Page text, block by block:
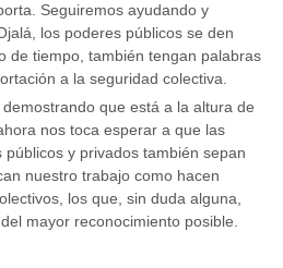
Seguiremos ayudando y
los poderes públicos se den
de tiempo, también tengan palabras
a la seguridad colectiva.
que está a la altura de
nos toca esperar a que las
y privados también sepan
nuestro trabajo como hacen
los que, sin duda alguna,
mayor reconocimiento posible.